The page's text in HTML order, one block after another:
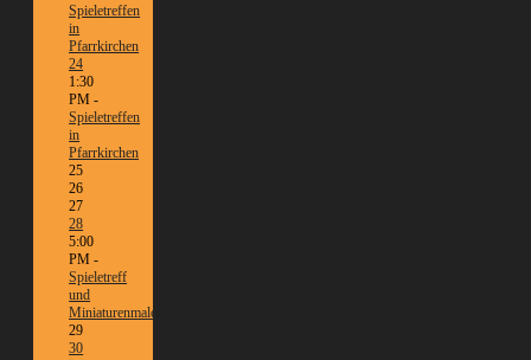
Spieletreffen
in
Pfarrkirchen
24
1:30
PM -
Spieletreffen
in
Pfarrkirchen
25
26
27
28
5:00
PM -
Spieletreff
und
Miniaturenmalen/Tabletop
29
30